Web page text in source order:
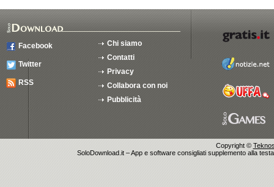
Facebook
Twitter
RSS
Chi siamo
Contatti
Privacy
Collabora con noi
Pubblicità
Copyright ©
SoloDownload.it – App e software consigliati supplemento alla